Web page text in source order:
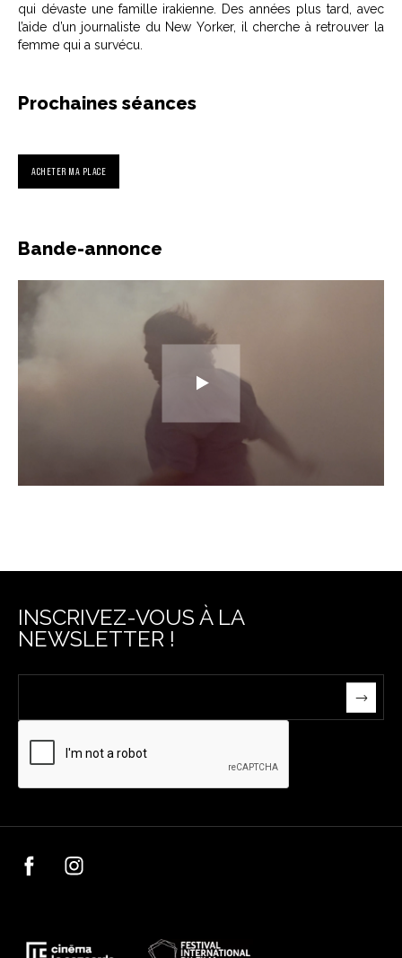
qui dévaste une famille irakienne. Des années plus tard, avec
l’aide d’un journaliste du New Yorker, il cherche à retrouver la
femme qui a survécu.
Prochaines séances
ACHETER MA PLACE
Bande-annonce
INSCRIVEZ-VOUS À LA
NEWSLETTER !